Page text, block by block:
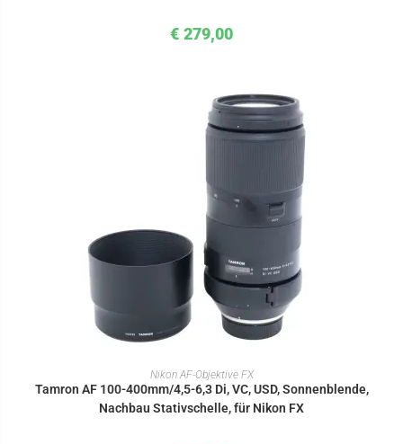
€ 279,00
IN DEN WARENKORB
Nikon AF-Objektive FX
Tamron AF 100-400mm/4,5-6,3 Di, VC, USD, Sonnenblende,
Nachbau Stativschelle, für Nikon FX